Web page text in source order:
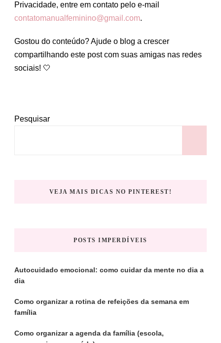
Privacidade, entre em contato pelo e-mail
contatomanualfeminino@gmail.com.
Gostou do conteúdo? Ajude o blog a crescer
compartilhando este post com suas amigas nas redes
sociais! 🤍
Pesquisar
VEJA MAIS DICAS NO PINTEREST!
POSTS IMPERDÍVEIS
Autocuidado emocional: como cuidar da mente no dia a
dia
Como organizar a rotina de refeições da semana em
família
Como organizar a agenda da família (escola,